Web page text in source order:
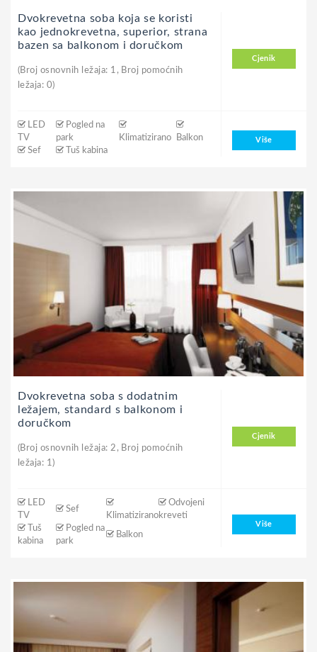
Dvokrevetna soba koja se koristi
kao jednokrevetna, superior, strana
bazen sa balkonom i doručkom
(Broj osnovnih ležaja: 1, Broj pomoćnih
ležaja: 0)
Cjenik
LED
TV
Pogled na
park
Klimatizirano
Balkon
Sef
Tuš kabina
Više
Dvokrevetna soba s dodatnim
ležajem, standard s balkonom i
doručkom
(Broj osnovnih ležaja: 2, Broj pomoćnih
ležaja: 1)
Cjenik
LED
TV
Sef
Klimatizirano
Odvojeni
kreveti
Tuš
kabina
Pogled na
park
Balkon
Više